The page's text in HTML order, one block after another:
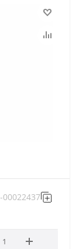
00022437